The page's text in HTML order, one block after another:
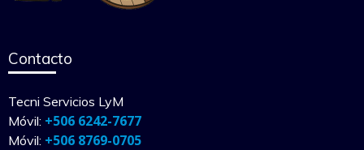
Contacto
Tecni Servicios LyM
Móvil: +506 6242-7677
Móvil: +506 8769-0705